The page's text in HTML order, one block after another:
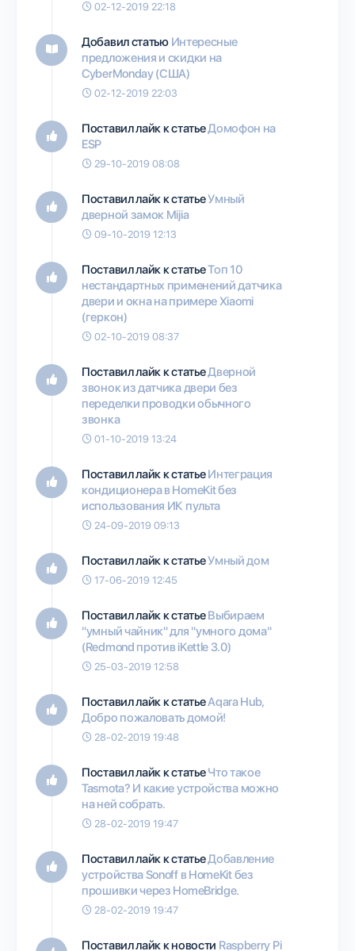
02-12-2019 22:18
Добавил статью Интересные
предложения и скидки на
CyberMonday (США)
02-12-2019 22:03
Поставил лайк к статьеДомофон на
ESP
29-10-2019 08:08
Поставил лайк к статьеУмный
дверной замок Mijia
09-10-2019 12:13
Поставил лайк к статьеТоп 10
нестандартных применений датчика
двери и окна на примере Xiaomi
(геркон)
02-10-2019 08:37
Поставил лайк к статьеДверной
звонок из датчика двери без
переделки проводки обычного
звонка
01-10-2019 13:24
Поставил лайк к статьеИнтеграция
кондиционера в HomeKit без
использования ИК пульта
24-09-2019 09:13
Поставил лайк к статьеУмный дом
17-06-2019 12:45
Поставил лайк к статьеВыбираем
"умный чайник" для "умного дома"
(Redmond против iKettle 3.0)
25-03-2019 12:58
Поставил лайк к статьеAqara Hub,
Добро пожаловать домой!
28-02-2019 19:48
Поставил лайк к статьеЧто такое
Tasmota? И какие устройства можно
на ней собрать.
28-02-2019 19:47
Поставил лайк к статьеДобавление
устройства Sonoff в HomeKit без
прошивки через HomeBridge.
28-02-2019 19:47
Поставил лайк к новости Raspberry Pi